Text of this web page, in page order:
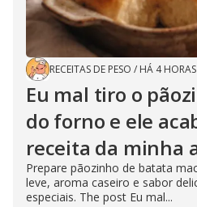
RECEITAS DE PESO / HÁ 4 HORAS
Eu mal tiro o
do forno e ele
receita da minha
Prepare pãozinho de batata
leve, aroma caseiro e sabor
especiais. The post Eu mal...